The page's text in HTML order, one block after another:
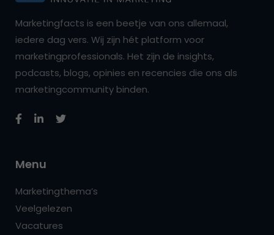
Marketingfacts is een beetje van ons allemaal,
iedere dag vers. Wij zijn hét platform voor
marketingprofessionals. Het zijn de insights,
podcasts, blogs, opinies en recencies die ons als
marketingcommunity binden.
Menu
Marketingthema’s
Veelgelezen
Vacatures